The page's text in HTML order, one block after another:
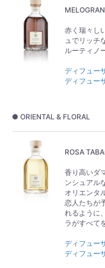
赤く瑞々し
ュでリッチ
ルーティノ
ディフュー
ディフュー
● ORIENTAL & FLORAL
ROSA
香り高いダ
ンシュアル
オリエンタ
恋人たちが
れるように
ラがすべて
ディフュー
ディフュー